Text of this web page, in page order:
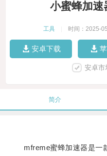
小蜜蜂加速
工具 时间：2025-
安卓下载
安卓市
简介
mfreme蜜蜂加速器是一